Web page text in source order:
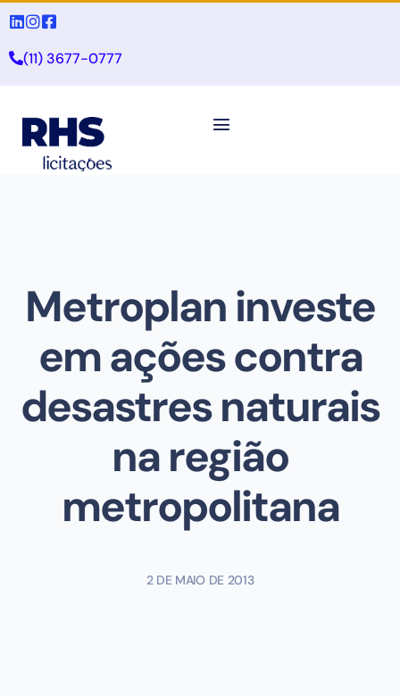
(11) 3677-0777
Metroplan investe
em ações contra
desastres naturais
na região
metropolitana
2 DE MAIO DE 2013